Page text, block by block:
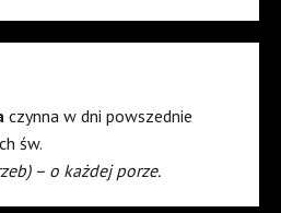
czynna w dni powszednie
św.
– o każdej porze.